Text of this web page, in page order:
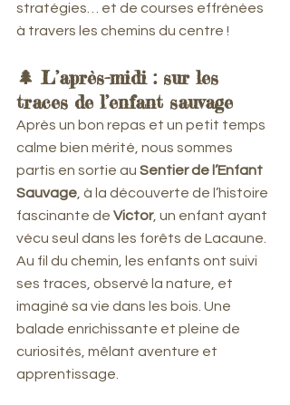
stratégies… et de courses effrénées
à travers les chemins du centre !
🌲 L’après-midi : sur les
traces de l’enfant sauvage
Après un bon repas et un petit temps
calme bien mérité, nous sommes
partis en sortie au Sentier de l’Enfant
Sauvage , à la découverte de l’histoire
fascinante de Victor, un enfant ayant
vécu seul dans les forêts de Lacaune.
Au fil du chemin, les enfants ont suivi
ses traces, observé la nature, et
imaginé sa vie dans les bois. Une
balade enrichissante et pleine de
curiosités, mêlant aventure et
apprentissage.